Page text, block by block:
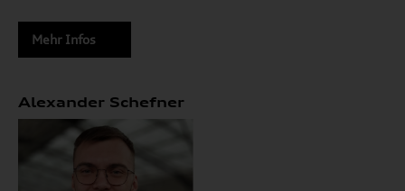
Mehr Infos
Alexander Schefner